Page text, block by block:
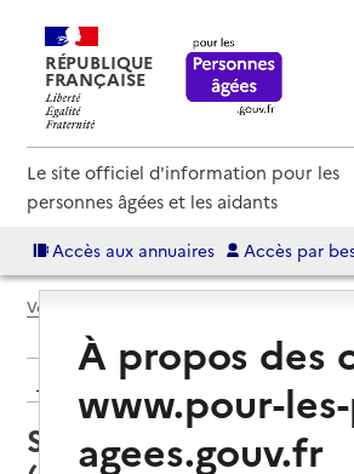
RÉPUBLIQUE
FRANÇAISE
Le site officiel d'information pour les
personnes âgées et les aidants
Accès aux annuaires Accès par
Voir le fil d’Ariane
Retour aux résultats de l'annuaire
Service autonomie à
À propos des
www.pour-
agees.gouv.fr